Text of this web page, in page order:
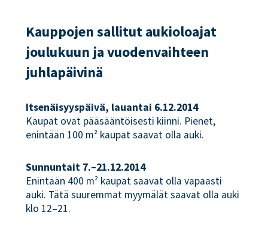
Kauppojen sallitut aukioloajat
joulukuun ja vuodenvaihteen
juhlapäivinä
Itsenäisyyspäivä, lauantai 6.12.2014
Kaupat ovat pääsääntöisesti kiinni. Pienet,
enintään 100 m² kaupat saavat olla auki.
Sunnuntait 7.–21.12.2014
Enintään 400 m² kaupat saavat olla vapaasti
auki. Tätä suuremmat myymälät saavat olla auki
klo 12–21.